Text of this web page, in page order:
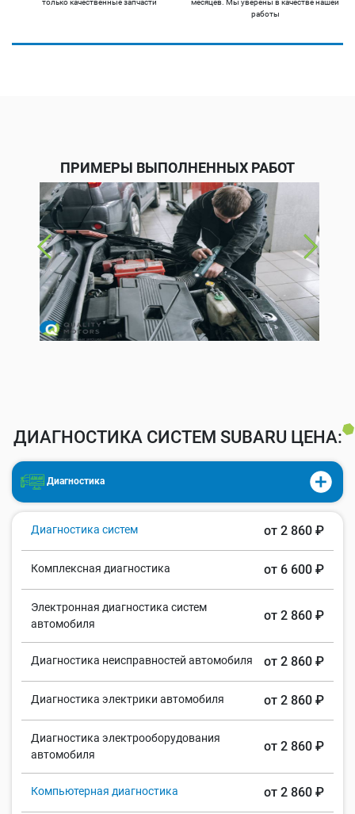
работы
ПРИМЕРЫ ВЫПОЛНЕННЫХ РАБОТ
ДИАГНОСТИКА СИСТЕМ SUBARU ЦЕНА:
Диагностика
Диагностика систем от 2 860 ₽
Комплексная диагностика от 6 600 ₽
Электронная диагностика систем
автомобиля
от 2 860 ₽
Диагностика неисправностей автомобиля от 2 860 ₽
Диагностика электрики автомобиля от 2 860 ₽
Диагностика электрооборудования
автомобиля
от 2 860 ₽
Компьютерная диагностика от 2 860 ₽